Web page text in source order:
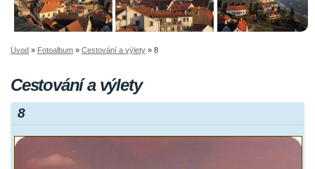
Úvod » Fotoalbum » Cestování a výlety » 8
Cestování a výlety
8